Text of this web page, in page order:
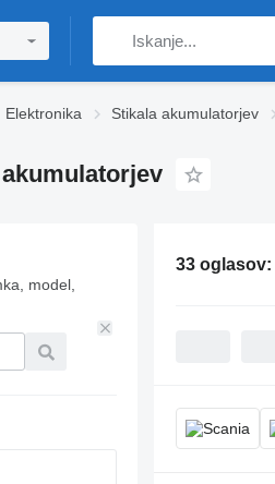
Elektronika Stikala akumulatorjev
model,
33 oglasov: